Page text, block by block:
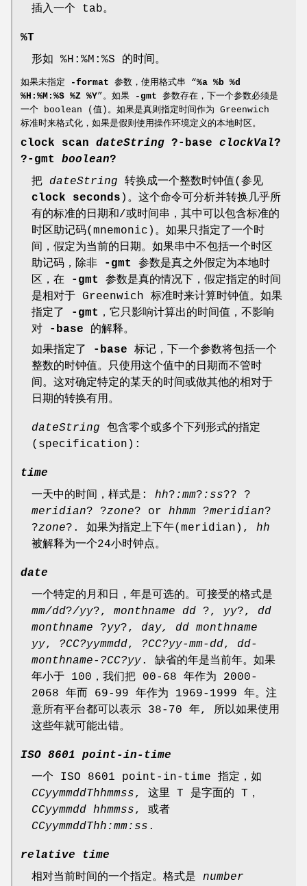
插入一个 tab。
%T
形如 %H:%M:%S 的时间。
如果未指定 -format 参数，使用格式串 “%a %b %d
%H:%M:%S %Z %Y”。如果 -gmt 参数存在，下一个参数必须是
一个 boolean (值)。如果是真则指定时间作为 Greenwich
标准时来格式化，如果是假则使用操作环境定义的本地时区。
clock scan dateString ?-base clockVal?
?-gmt boolean?
把 dateString 转换成一个整数时钟值(参见
clock seconds )。这个命令可分析并转换几乎所
有的标准的日期和/或时间串，其中可以包含标准的
时区助记码(mnemonic)。如果只指定了一个时
间，假定为当前的日期。如果串中不包括一个时区
助记码，除非
-gmt 参数是真之外假定为本地时
区，在
-gmt 参数是真的情况下，假定指定的时间
是相对于 Greenwich 标准时来计算时钟值。如果
指定了
-gmt ，它只影响计算出的时间值，不影响
对
-base 的解释。
如果指定了
-base 标记，下一个参数将包括一个
整数的时钟值。只使用这个值中的日期而不管时
间。这对确定特定的某天的时间或做其他的相对于
日期的转换有用。
dateString 包含零个或多个下列形式的指定
(specification):
time
一天中的时间，样式是: hh? :mm? :ss?? ?
meridian? ?zone? or hhmm ?meridian?
?zone?. 如果为指定上下午(meridian), hh
被解释为一个24小时钟点。
date
一个特定的月和日，年是可选的。可接受的格式是
mm/dd?/yy?, monthname dd ?, yy?, dd
monthname ?yy?, day, dd monthname
yy, ?CC?yymmdd, ?CC?yy-mm-dd, dd-
monthname-?CC?yy. 缺省的年是当前年。如果
年小于 100，我们把 00-68 年作为 2000-
2068 年而 69-99 年作为 1969-1999 年。注
意所有平台都可以表示 38-70 年, 所以如果使用
这些年就可能出错。
ISO 8601 point-in-time
一个 ISO 8601 point-in-time 指定，如
CCyymmddThhmmss, 这里 T 是字面的 T，
CCyymmdd hhmmss, 或者
CCyymmddThh:mm:ss .
relative time
相对当前时间的一个指定。格式是 number